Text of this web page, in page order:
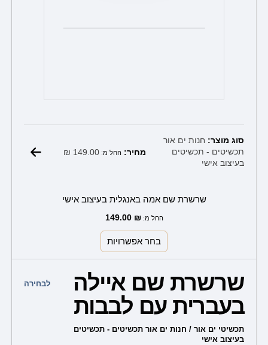
סוג מוצר: חנות ים אור
תכשיטים - תכשיטים
בעיצוב אישי
מחיר: החל מ: 149.00
₪
שרשרת שם אמה באנגלית בעיצוב אישי
החל מ: 149.00 ₪
בחר אפשרויות
שרשרת שם איילה
בעברית עם לבבות
תכשיטי ים אור / חנות ים אור תכשיטים - תכשיטים
בעיצוב אישי
לבחירה
זה
יש
מספר
סוגים.